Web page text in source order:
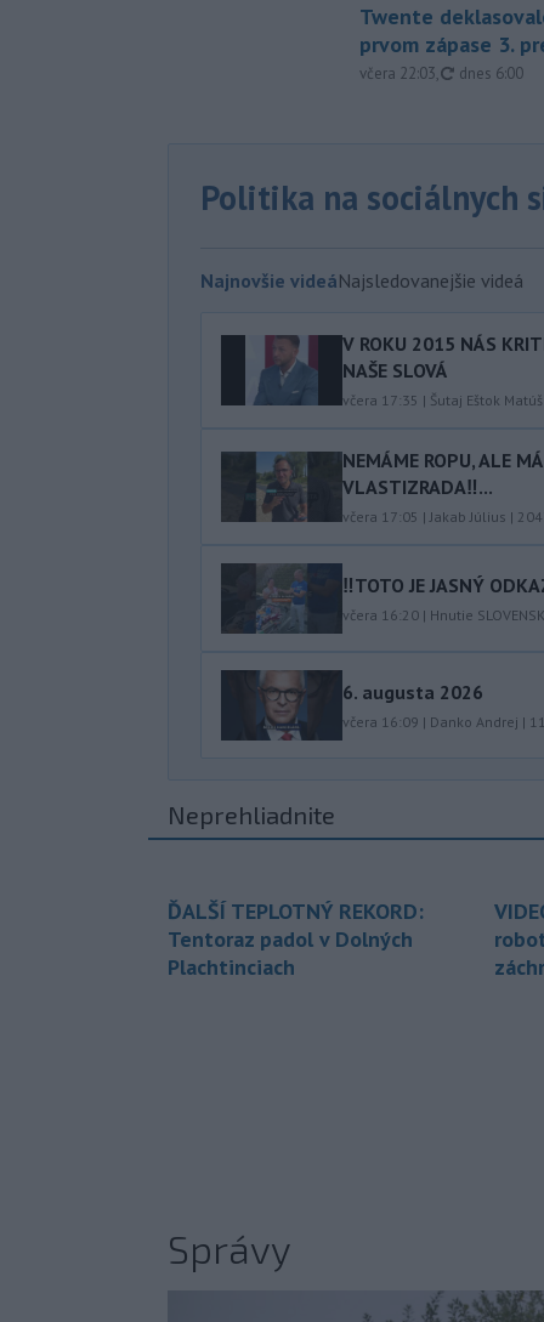
Twente
prvom zápase 3.
včera 22:03, aktualizované
dnes 6:00
Politika na sociálnych
Najnovšie videáNajsledovanejšie videá
V ROKU 2015 NÁS
NAŠE SLOVÁ
včera 17:35 | Šutaj Eštok Matúš
NEMÁME ROPU, ALE
VLASTIZRADA‼️...
včera 17:05 | Jakab Július |
‼️TOTO JE JASNÝ
včera 16:20 | Hnutie
6. augusta 2026
včera 16:09 | Danko Andrej |
Neprehliadnite
ĎALŠÍ TEPLOTNÝ REKORD:
Tentoraz padol v Dolných
Plachtinciach
Správy